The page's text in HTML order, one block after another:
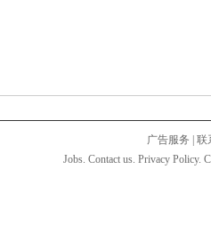
广告服务
联
Jobs. Contact us. Privacy Policy.